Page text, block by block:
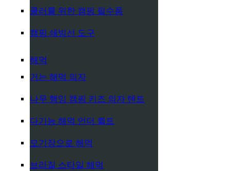
쿨러를 위한 캠핑 필수품
캠핑 쇄빙선 도구
해먹
거는 해먹 의자
나무 행잉 캠핑 키즈 의자 텐트
다기능 해먹 언더 퀼트
모기장으로 해먹
브라질 스타일 해먹